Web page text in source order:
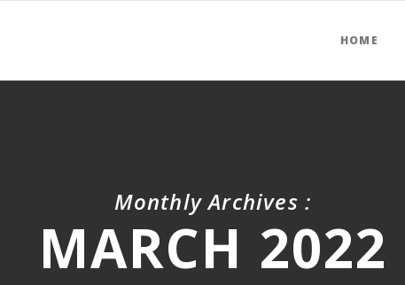
HOME
Monthly Archives :
MARCH 2022